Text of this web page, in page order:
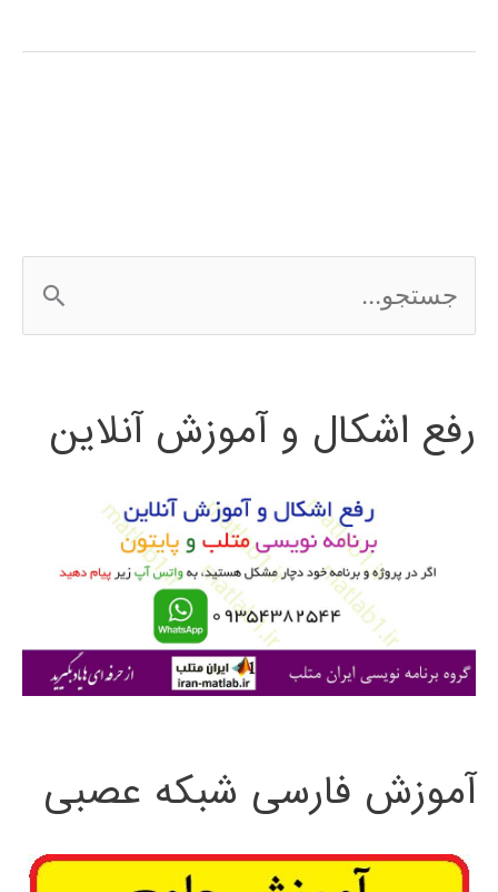
Lonely
س
ج
ی
رفع اشکال و آموزش آنلاین
آموزش فارسی شبکه عصبی